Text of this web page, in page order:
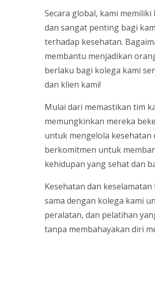
Secara global, kami memiliki
dan sangat penting bagi
terhadap kesehatan.
membantu menjadikan
berlaku bagi kolega kami
dan klien kami!
Mulai dari memastikan tim
memungkinkan mereka
untuk mengelola
berkomitmen untuk
kehidupan yang sehat dan
Kesehatan dan
sama dengan kolega kami
peralatan, dan pelatihan
tanpa membahayakan diri